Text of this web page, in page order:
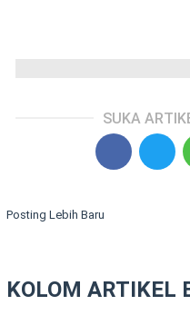
SUKA
Posting Lebih Baru
KOLOM ARTIKEL